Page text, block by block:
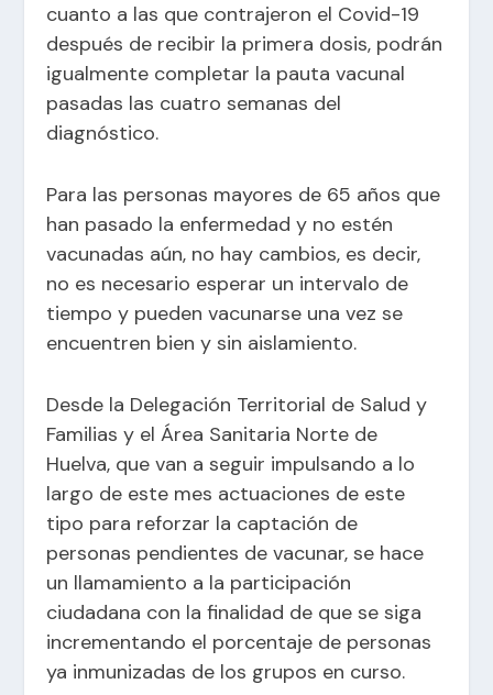
cuanto a las que contrajeron el Covid-19
después de recibir la primera dosis, podrán
igualmente completar la pauta vacunal
pasadas las cuatro semanas del
diagnóstico.
Para las personas mayores de 65 años que
han pasado la enfermedad y no estén
vacunadas aún, no hay cambios, es decir,
no es necesario esperar un intervalo de
tiempo y pueden vacunarse una vez se
encuentren bien y sin aislamiento.
Desde la Delegación Territorial de Salud y
Familias y el Área Sanitaria Norte de
Huelva, que van a seguir impulsando a lo
largo de este mes actuaciones de este
tipo para reforzar la captación de
personas pendientes de vacunar, se hace
un llamamiento a la participación
ciudadana con la finalidad de que se siga
incrementando el porcentaje de personas
ya inmunizadas de los grupos en curso.